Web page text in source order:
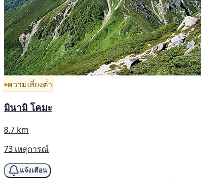
ความเสี่ยงต่ำ
มินามิ โคมะ
8.7 km
73 เหตุการณ์
แจ้งเตือน